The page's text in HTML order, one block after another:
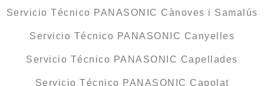
Servicio Técnico PANASONIC Cànoves i Samalús
Servicio Técnico PANASONIC Canyelles
Servicio Técnico PANASONIC Capellades
Servicio Técnico PANASONIC Capolat